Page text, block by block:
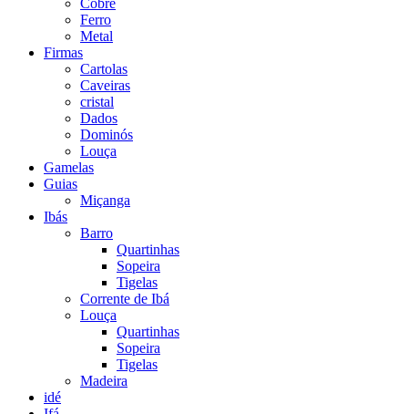
Cobre
Ferro
Metal
Firmas
Cartolas
Caveiras
cristal
Dados
Dominós
Louça
Gamelas
Guias
Miçanga
Ibás
Barro
Quartinhas
Sopeira
Tigelas
Corrente de Ibá
Louça
Quartinhas
Sopeira
Tigelas
Madeira
idé